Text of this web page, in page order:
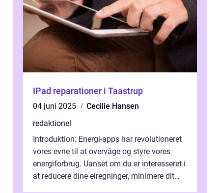
IPad reparationer i Taastrup
04 juni 2025
Cecilie Hansen
redaktionel
Introduktion: Energi-apps har revolutioneret
vores evne til at overvåge og styre vores
energiforbrug. Uanset om du er interesseret i
at reducere dine elregninger, minimere dit